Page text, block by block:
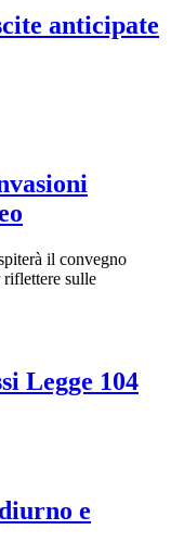
anticipate
il convegno
riflettere sulle
Legge 104
e